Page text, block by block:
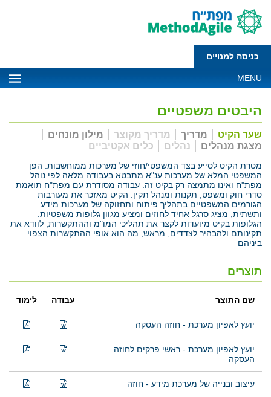
כניסה למנויים
MENU
היבטים משפטיים
שער הקיט מדריך מדריך מקוצר
מילון מונחים
מצגת מנהלים
נהלים כלים אקטיביים
מטרת הקיט לסייע בצד המשפטי/חוזי של מערכות ממוחשבות. הפן
המשפטי המלא של מערכות ענ"א מתבטא בעבודה מלאה לפי נוהל
מפת"ח ואינו מתמצה רק בקיט זה. עבודה מסודרת עם מפת"ח תואמת
סדרי חוק ומשפט, תקנות ומנהל תקין. הקיט מאזכר את מעורבות
הגורמים המשפטיים בתהליך פיתוח ותחזוקה של מערכות מידע
ותשתית, מציג סרגל אחיד לחוזים ומציע מגוון גלופות משפטיות.
הגלופות בקיט מיועדות לקצר את תהליכי המו"מ וההתקשרות, לוודא את
תקינותם ולהבהיר לצדדים, מראש, מה הוא אופי ההתקשרות הצפוי
ביניהם
תוצרים
שם התוצר עבודה לימוד
יועץ לאפיון מערכת - חוזה העסקה
יועץ לאפיון מערכת - ראשי פרקים לחוזה
העסקה
עיצוב ובנייה של מערכת מידע - חוזה